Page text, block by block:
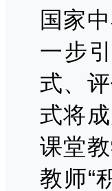
国家
一步
式、
式将
课堂
教师“